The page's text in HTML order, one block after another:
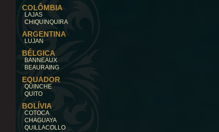
COLÔMBIA
LAJAS
CHIQUINQUIRA
ARGENTINA
LUJAN
BÉLGICA
BANNEAUX
BEAURAING
EQUADOR
QUINCHE
QUITO
BOLÍVIA
COTOCA
CHAGUAYA
QUILLACOLLO